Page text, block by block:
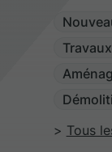
Tous